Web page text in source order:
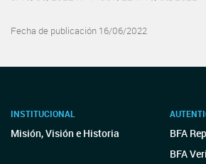
Fecha de publicación 16/06/2022
INSTITUCIONAL
Misión, Visión e Historia
BFA
BFA